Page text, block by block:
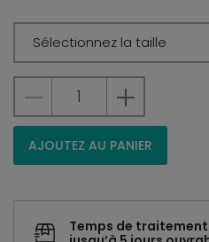
Sélectionnez la taille
AJOUTEZ AU PANIER
Temps de